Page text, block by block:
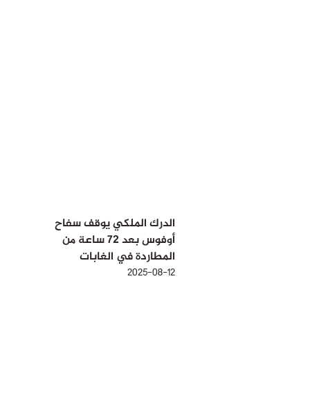
الدرك الملكي يوقف سفاح
أوفوس بعد 72 ساعة من
المطاردة في الغابات
2025-08-12